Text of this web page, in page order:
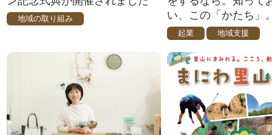
地域の取り組み
い、この「かたち」
起業 地域支援